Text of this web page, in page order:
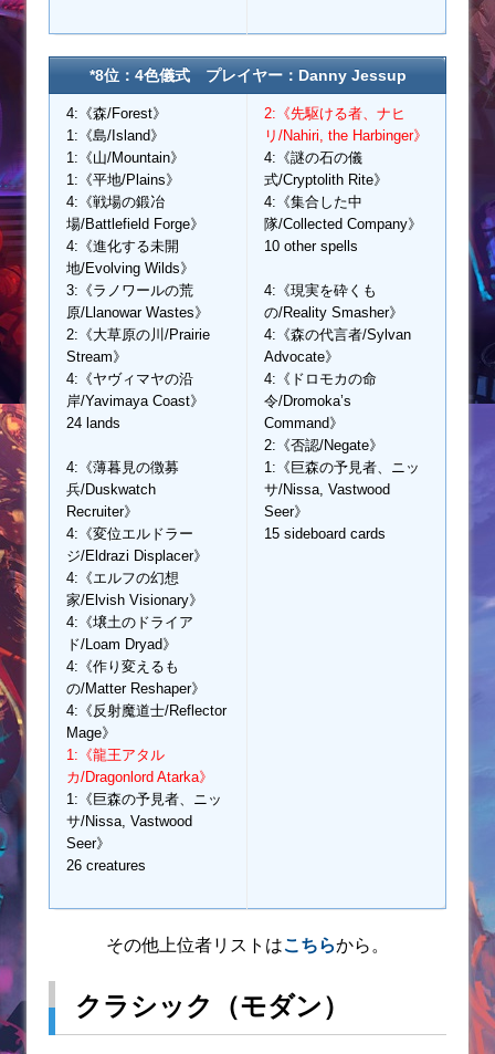
*8位：4色儀式 プレイヤー：Danny Jessup
4:《森/Forest》
1:《島/Island》
1:《山/Mountain》
1:《平地/Plains》
4:《戦場の鍛冶
場/Battlefield Forge》
4:《進化する未開
地/Evolving Wilds》
3:《ラノワールの荒
原/Llanowar Wastes》
2:《大草原の川/Prairie
Stream》
4:《ヤヴィマヤの沿
岸/Yavimaya Coast》
24 lands
4:《薄暮見の徴募
兵/Duskwatch
Recruiter》
4:《変位エルドラー
ジ/Eldrazi Displacer》
4:《エルフの幻想
家/Elvish Visionary》
4:《壌土のドライア
ド/Loam Dryad》
4:《作り変えるも
の/Matter Reshaper》
4:《反射魔道士/Reflector
Mage》
1:《龍王アタル
カ/Dragonlord Atarka》
1:《巨森の予見者、ニッ
サ/Nissa, Vastwood
Seer》
26 creatures
2:《先駆ける者、ナヒ
リ/Nahiri, the Harbinger》
4:《謎の石の儀
式/Cryptolith Rite》
4:《集合した中
隊/Collected Company》
10 other spells
4:《現実を砕くも
の/Reality Smasher》
4:《森の代言者/Sylvan
Advocate》
4:《ドロモカの命
令/Dromoka’s
Command》
2:《否認/Negate》
1:《巨森の予見者、ニッ
サ/Nissa, Vastwood
Seer》
15 sideboard cards
その他上位者リストはこちらから。
クラシック（モダン）